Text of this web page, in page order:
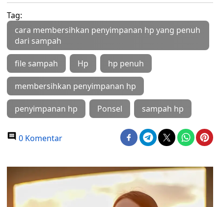
Tag:
cara membersihkan penyimpanan hp yang penuh
dari sampah
file sampah Hp hp penuh
membersihkan penyimpanan hp
penyimpanan hp Ponsel sampah hp
0 Komentar